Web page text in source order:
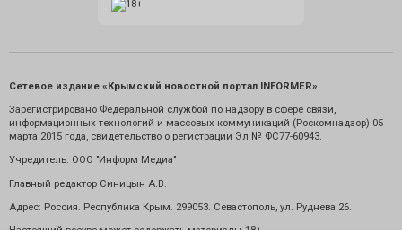
Сетевое издание «Крымский новостной портал INFORMER»
Зарегистрировано Федеральной службой по надзору в сфере связи,
информационных технологий и массовых коммуникаций (Роскомнадзор) 05
марта 2015 года, свидетельство о регистрации Эл № ФС77-60943.
Учредитель: ООО "Информ Медиа"
Главный редактор Синицын А.В.
Адрес: Россия. Республика Крым. 299053. Севастополь, ул. Руднева 26.